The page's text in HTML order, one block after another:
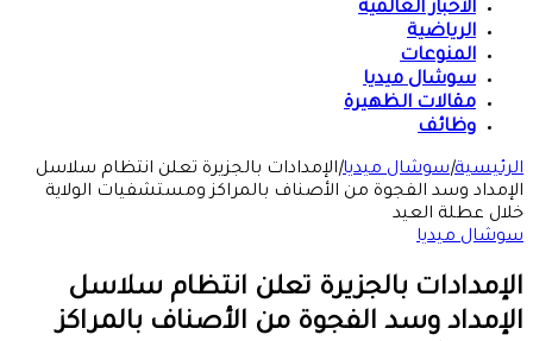
الأخبار العالمية
الرياضية
المنوعات
سوشال ميديا
مقالات الظهيرة
وظائف
الرئيسية|سوشال ميديا|الإمدادات بالجزيرة تعلن انتظام سلاسل
الإمداد وسد الفجوة من الأصناف بالمراكز ومستشفيات الولاية
خلال عطلة العيد
سوشال ميديا
الإمدادات بالجزيرة تعلن انتظام سلاسل
الإمداد وسد الفجوة من الأصناف بالمراكز